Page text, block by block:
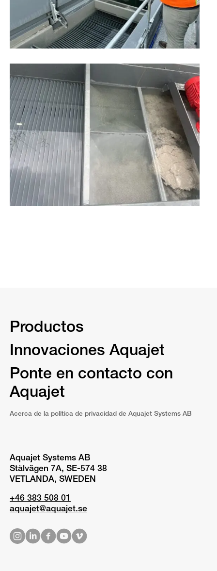
Productos
Innovaciones Aquajet
Ponte en contacto con
Aquajet
Acerca de la política de privacidad de Aquajet Systems AB
Aquajet Systems AB
Stålvägen 7A, SE-574 38
VETLANDA, SWEDEN
+46 383 508 01
aquajet@aquajet.se